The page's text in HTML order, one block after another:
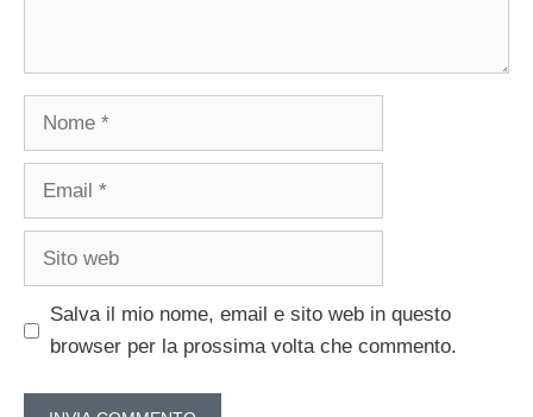
Nome
Email
Sito
Salva il mio nome, email e sito web in questo
browser per la prossima volta che commento.